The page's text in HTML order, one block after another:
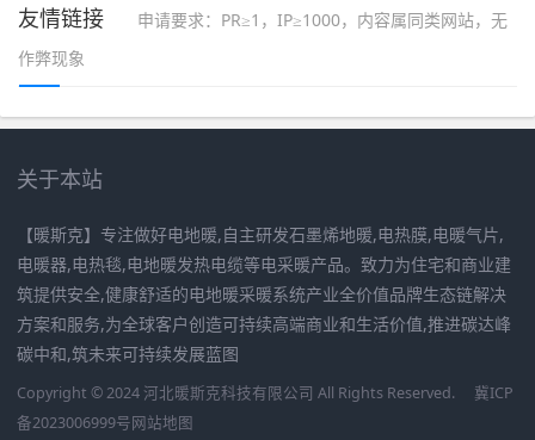
友情链接
申请要求：PR≥1，IP≥1000，内容属同类网站，无
作弊现象
关于本站
【暖斯克】专注做好电地暖,自主研发石墨烯地暖,电热膜,电暖气片,
电暖器,电热毯,电地暖发热电缆等电采暖产品。致力为住宅和商业建
筑提供安全,健康舒适的电地暖采暖系统产业全价值品牌生态链解决
方案和服务,为全球客户创造可持续高端商业和生活价值,推进碳达峰
碳中和,筑未来可持续发展蓝图
Copyright © 2024 河北暖斯克科技有限公司 All Rights Reserved.
冀ICP
备2023006999号网站地图